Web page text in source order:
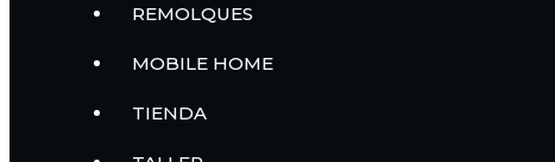
REMOLQUES
MOBILE HOME
TIENDA